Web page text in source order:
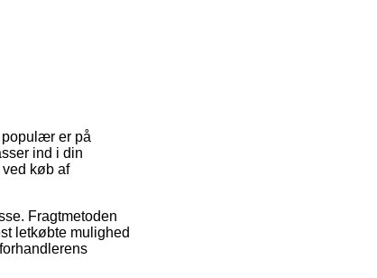
populær er på
ind i din
køb af
Fragtmetoden
letkøbte mulighed